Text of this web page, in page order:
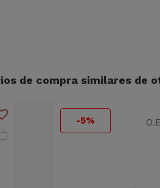
de compra similares de
-5%